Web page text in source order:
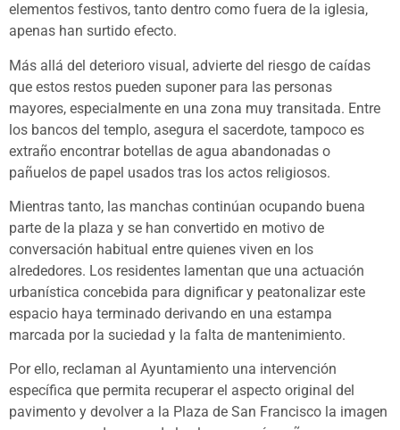
elementos festivos, tanto dentro como fuera de la iglesia,
apenas han surtido efecto.
Más allá del deterioro visual, advierte del riesgo de caídas
que estos restos pueden suponer para las personas
mayores, especialmente en una zona muy transitada. Entre
los bancos del templo, asegura el sacerdote, tampoco es
extraño encontrar botellas de agua abandonadas o
pañuelos de papel usados tras los actos religiosos.
Mientras tanto, las manchas continúan ocupando buena
parte de la plaza y se han convertido en motivo de
conversación habitual entre quienes viven en los
alrededores. Los residentes lamentan que una actuación
urbanística concebida para dignificar y peatonalizar este
espacio haya terminado derivando en una estampa
marcada por la suciedad y la falta de mantenimiento.
Por ello, reclaman al Ayuntamiento una intervención
específica que permita recuperar el aspecto original del
pavimento y devolver a la Plaza de San Francisco la imagen